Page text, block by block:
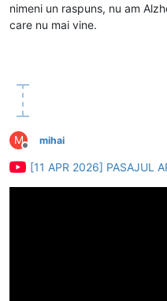
nimeni un raspuns, nu am
care nu mai vine.
M
Deconectat
mihai
[11 APR 2026] PASAJUL